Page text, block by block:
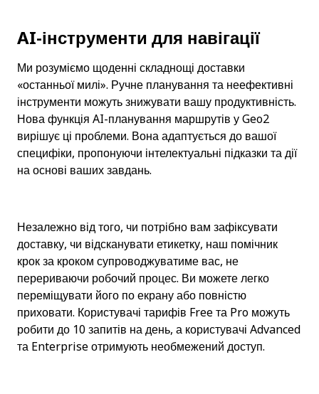
AI-інструменти для навігації
Ми розуміємо щоденні складнощі доставки
«останньої милі». Ручне планування та неефективні
інструменти можуть знижувати вашу продуктивність.
Нова функція AI-планування маршрутів у Geo2
вирішує ці проблеми. Вона адаптується до вашої
специфіки, пропонуючи інтелектуальні підказки та дії
на основі ваших завдань.
Незалежно від того, чи потрібно вам зафіксувати
доставку, чи відсканувати етикетку, наш помічник
крок за кроком супроводжуватиме вас, не
перериваючи робочий процес. Ви можете легко
переміщувати його по екрану або повністю
приховати. Користувачі тарифів Free та Pro можуть
робити до 10 запитів на день, а користувачі Advanced
та Enterprise отримують необмежений доступ.